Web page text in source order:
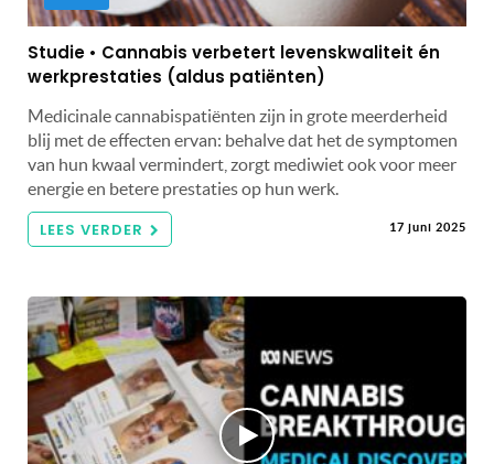
Studie • Cannabis verbetert levenskwaliteit én
werkprestaties (aldus patiënten)
Medicinale cannabispatiënten zijn in grote meerderheid
blij met de effecten ervan: behalve dat het de symptomen
van hun kwaal vermindert, zorgt mediwiet ook voor meer
energie en betere prestaties op hun werk.
LEES VERDER 17 juni 2025